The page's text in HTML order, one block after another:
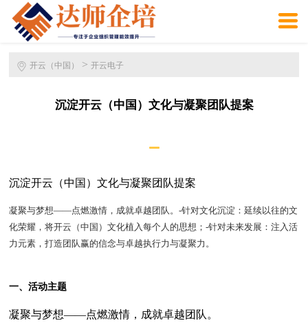
开云（中国） >开云电子
沉淀开云（中国）文化与凝聚团队提案
沉淀开云（中国）文化与凝聚团队提案
凝聚与梦想——点燃激情，成就卓越团队。-针对文化沉淀：延续以往的文
化荣耀，将开云（中国）文化植入每个人的思想；-针对未来发展：注入活
力元素，打造团队赢的信念与卓越执行力与凝聚力。
一、活动主题
凝聚与梦想——点燃激情，成就卓越团队。